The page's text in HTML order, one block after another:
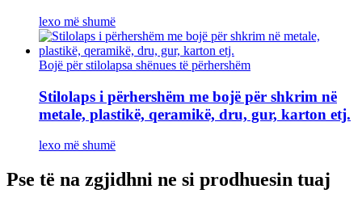
lexo më shumë
Bojë për stilolapsa shënues të përhershëm
Stilolaps i përhershëm me bojë për shkrim në
metale, plastikë, qeramikë, dru, gur, karton etj.
lexo më shumë
Pse të na zgjidhni ne si prodhuesin tuaj